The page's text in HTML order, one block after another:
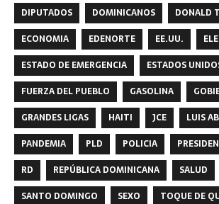
DIPUTADOS
DOMINICANOS
DONALD
ECONOMIA
EDENORTE EE.UU.
ESTADO DE EMERGENCIA
ESTADOS
FUERZA DEL PUEBLO
GASOLINA
GRANDES LIGAS
HAITI JCE LUIS
PANDEMIA
PLD POLICIA
RD
REPÚBLICA DOMINICANA SALUD
SANTO DOMINGO
SEXO TOQUE DE